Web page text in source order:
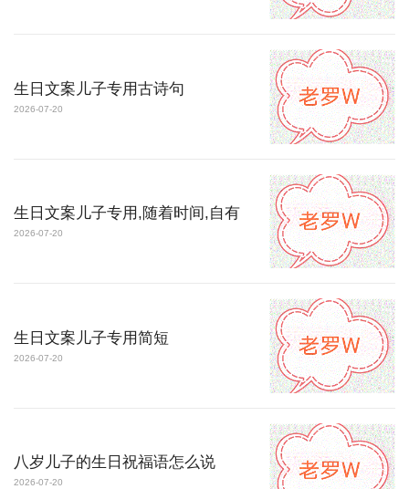
生日文案儿子专用古诗句
2026-07-20
生日文案儿子专用,随着时间,自有
2026-07-20
生日文案儿子专用简短
2026-07-20
八岁儿子的生日祝福语怎么说
2026-07-20